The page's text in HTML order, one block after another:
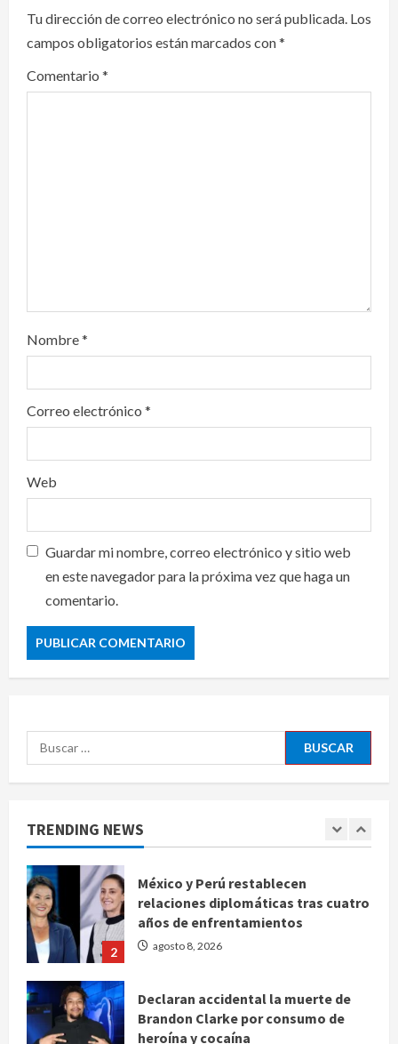
i
g
a
Tu dirección de correo electrónico no será publicada. Los
campos obligatorios están marcados con*
Comentario *
Nombre*
Correo electrónico *
Web
Guardar mi nombre, correo electrónico y sitio web
en este navegador para la próxima vez que haga un
comentario.
Buscar:
TRENDING NEWS
Declaran accidental la muerte de
heroína y cocaína
4
Estados Unidos reanuda
parcialmente los envíos de
aguacate desde México
Denuncian robo de 5 mil dólares y un
1
EE. UU. reconoce apoyo de
Sheinbaum contra el narco pero
2
México y Perú restablecen
relaciones diplomáticas tras cuatro
años de enfrentamientos
agosto 8, 2026
Declaran accidental la muerte de
Brandon Clarke por consumo de
heroína y cocaína